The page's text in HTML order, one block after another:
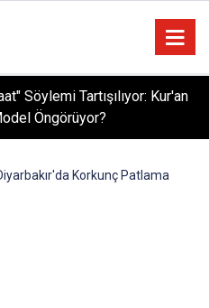
Söylemi Tartışılıyor: Kur'an
Öngörüyor?
Korkunç Patlama